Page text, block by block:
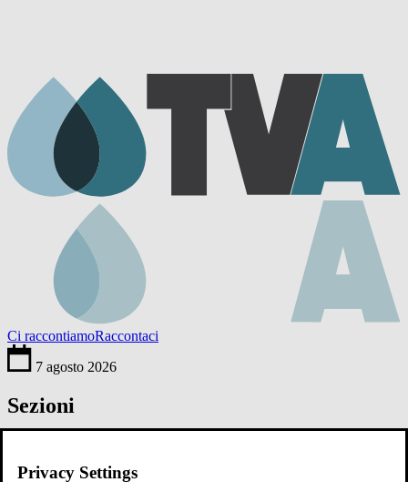
Ci raccontiamoRaccontaci
7 agosto 2026
Sezioni
Futuro
Privacy Settings